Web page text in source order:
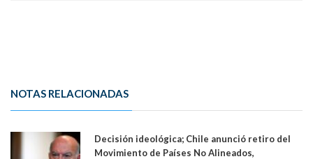
NOTAS RELACIONADAS
Decisión ideológica; Chile anunció retiro del
Movimiento de Países No Alineados,